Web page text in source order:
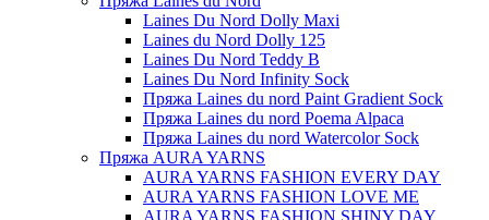
Laines Du Nord Dolly Maxi
Laines du Nord Dolly 125
Laines Du Nord Teddy B
Laines Du Nord Infinity Sock
Пряжа Laines du nord Paint Gradient Sock
Пряжа Laines du nord Poema Alpaca
Пряжа Laines du nord Watercolor Sock
Пряжа AURA YARNS
AURA YARNS FASHION EVERY DAY
AURA YARNS FASHION LOVE ME
AURA YARNS FASHION SHINY DAY